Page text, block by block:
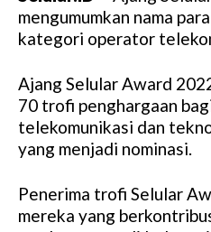
mengumumkan nama
kategori operator
Ajang Selular Award
70 trofi penghargaan
telekomunikasi dan
yang menjadi nominasi.
Penerima trofi Selular
mereka yang